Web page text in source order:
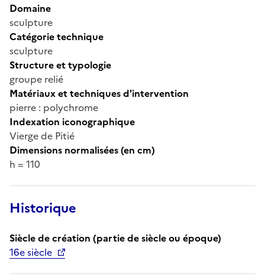
Domaine
sculpture
Catégorie technique
sculpture
Structure et typologie
groupe relié
Matériaux et techniques d'intervention
pierre : polychrome
Indexation iconographique
Vierge de Pitié
Dimensions normalisées (en cm)
h = 110
Historique
Siècle de création (partie de siècle ou époque)
16e siècle